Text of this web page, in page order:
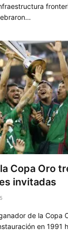
Copa Oro
invitadas
de la Copa
en 1991